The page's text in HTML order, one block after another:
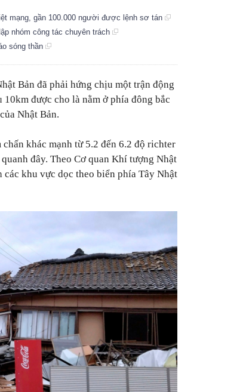
mạng, gần 100.000 người được lệnh sơ tán
nhóm công tác chuyên trách
sóng thần
Bản đã phải hứng chịu một trận động
được cho là nằm ở phía đông bắc
Nhật Bản.
khác mạnh từ 5.2 đến 6.2 độ richter
đây. Theo Cơ quan Khí tượng Nhật
các khu vực dọc theo biển phía Tây Nhật